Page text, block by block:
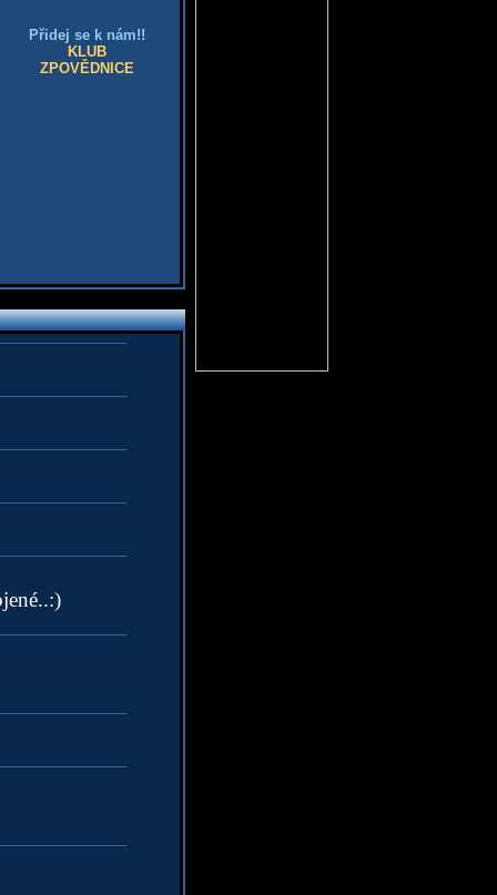
Přidej se k nám!!
KLUB
ZPOVĚDNICE